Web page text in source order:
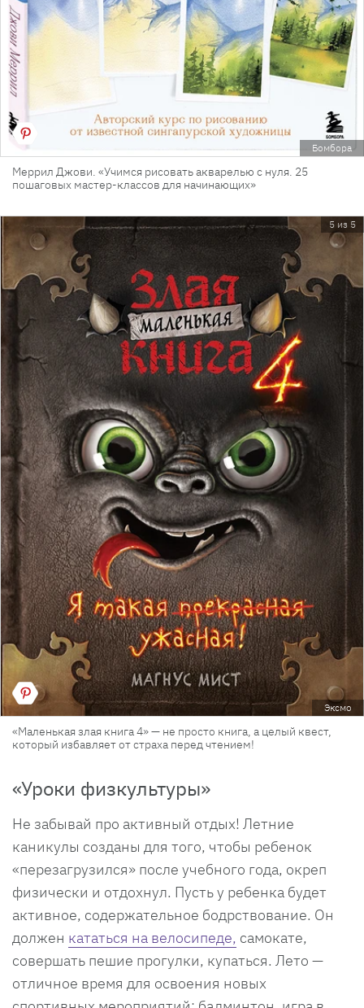
Бомбора
Меррил Джови. «Учимся рисовать акварелью с нуля. 25
пошаговых мастер-классов для начинающих»
5 из 5
Эксмо
«Маленькая злая книга 4» — не просто книга, а целый квест,
который избавляет от страха перед чтением!
«Уроки физкультуры»
Не забывай про активный отдых! Летние
каникулы созданы для того, чтобы ребенок
«перезагрузился» после учебного года, окреп
физически и отдохнул. Пусть у ребенка будет
активное, содержательное бодрствование. Он
должен кататься на велосипеде, самокате,
совершать пешие прогулки, купаться. Лето —
отличное время для освоения новых